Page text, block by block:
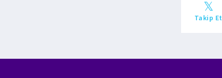
Takip Et